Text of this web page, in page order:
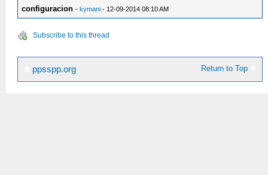
configuracion -kymani - 12-09-2014 08:10 AM
Subscribe to this thread
Return to Top
ppsspp.org